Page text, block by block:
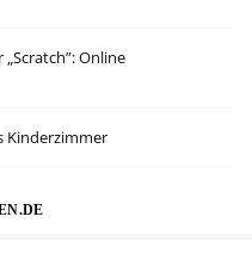
Online
Kinderzimmer